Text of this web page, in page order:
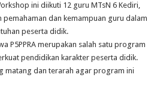
ini diikuti 12 guru MTsN 6 Kediri,
dan kemampuan guru dalam
peserta didik.
P5PPRA merupakan salah satu program
pendidikan karakter peserta didik.
matang dan terarah agar program ini